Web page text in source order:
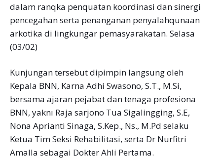
dalam ranqka penquatan koordinasi dan sinergi
pencegahan serta penanganan penyalahqunaan
arkotika di lingkungar pemasyarakatan. Selasa
(03/02)
Kunjungan tersebut dipimpin langsung oleh
Kepala BNN, Karna Adhi Swasono, S.T., M.Si,
bersama ajaran pejabat dan tenaga profesiona
BNN, yaknı Raja sarjono Tua Sigalingging, S.E,
Nona Aprianti Sinaga, S.Kep., Ns., M.Pd selaku
Ketua Tim Seksi Rehabilitasi, serta Dr Nurfitri
Amalla sebagai Dokter Ahli Pertama.